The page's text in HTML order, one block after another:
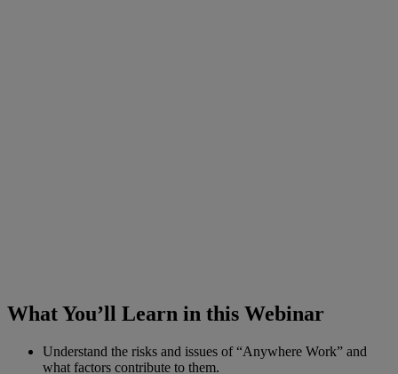
What You’ll Learn in this Webinar
Understand the risks and issues of “Anywhere Work” and
what factors contribute to them.